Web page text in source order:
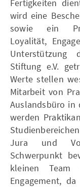
Fertigkeiten
wird eine
sowie ein
Loyalität,
Unterstützung
Stiftung e.V.
Werte stellen
Mitarbeit von
Auslandsbüro in
werden
Jura und
Schwerpunkt
kleinen
Engagement,